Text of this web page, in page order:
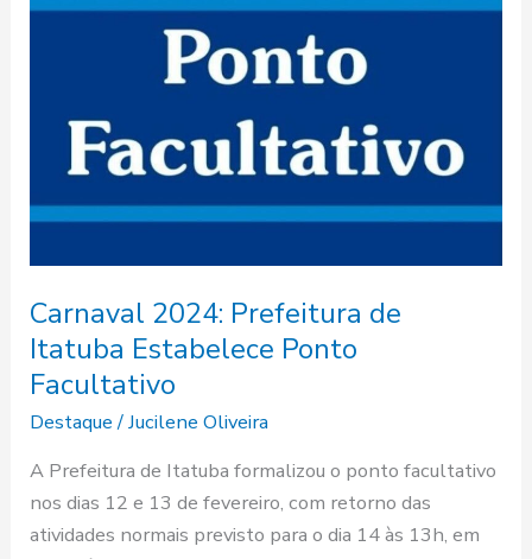
Carnaval 2024: Prefeitura de
Itatuba Estabelece Ponto
Facultativo
Destaque/Jucilene Oliveira
A Prefeitura de Itatuba formalizou o ponto facultativo
nos dias 12 e 13 de fevereiro, com retorno das
atividades normais previsto para o dia 14 às 13h, em
Prefeitura
Estabelece
Ponto
Facultativo